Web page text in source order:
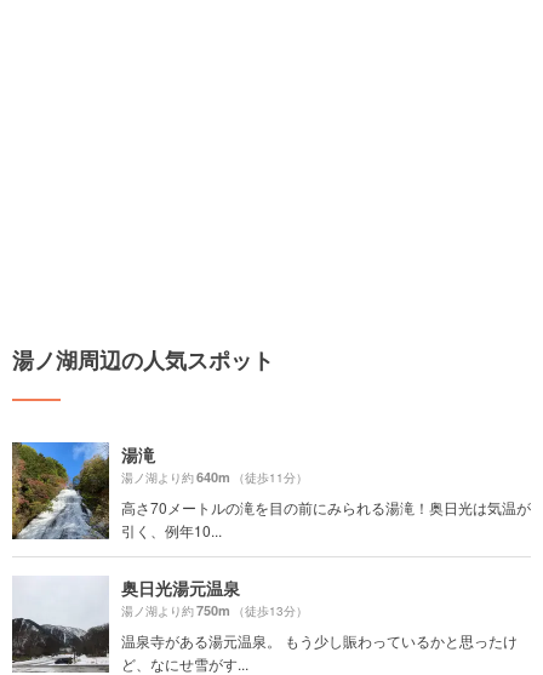
湯ノ湖周辺の人気スポット
湯滝
湯ノ湖より約640m （徒歩11分）
高さ70メートルの滝を目の前にみられる湯滝！奥日光は気温が
引く、例年10...
奥日光湯元温泉
湯ノ湖より約750m （徒歩13分）
温泉寺がある湯元温泉。 もう少し賑わっているかと思ったけ
ど、なにせ雪がす...